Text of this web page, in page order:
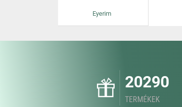
Eyerim
20290
TERMÉKEK